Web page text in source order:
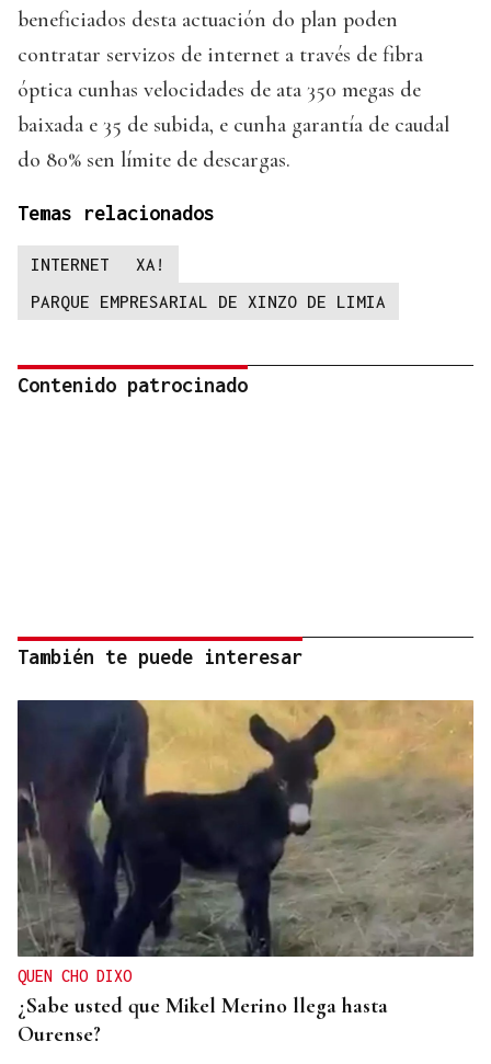
beneficiados desta actuación do plan poden
contratar servizos de internet a través de fibra
óptica cunhas velocidades de ata 350 megas de
baixada e 35 de subida, e cunha garantía de caudal
do 80% sen límite de descargas.
Temas relacionados
INTERNET
XA!
PARQUE EMPRESARIAL DE XINZO DE LIMIA
Contenido patrocinado
También te puede interesar
QUEN CHO DIXO
¿Sabe usted que Mikel Merino llega hasta
Ourense?